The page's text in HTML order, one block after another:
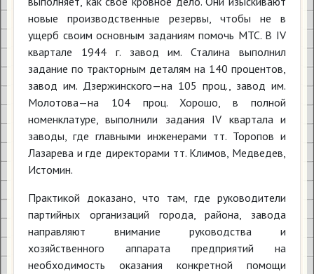
новые производственные резервы, чтобы не в
ущерб своим основным заданиям помочь МТС. В IV
квартале 1944 г. завод им. Сталина выполнил
задание по тракторным деталям на 140 процентов,
завод им. Дзержинского—на 105 проц., завод им.
Молотова—на 104 проц. Хорошо, в полной
номенклатуре, выполнили задания IV квартала и
заводы, где главными инженерами тт. Торопов и
Лазарева и где директорами тт. Климов, Медведев,
Истомин.
Практикой доказано, что там, где руководители
партийных организаций города, района, завода
направляют внимание руководства и
хозяйственного аппарата предприятий на
необходимость оказания конкретной помощи